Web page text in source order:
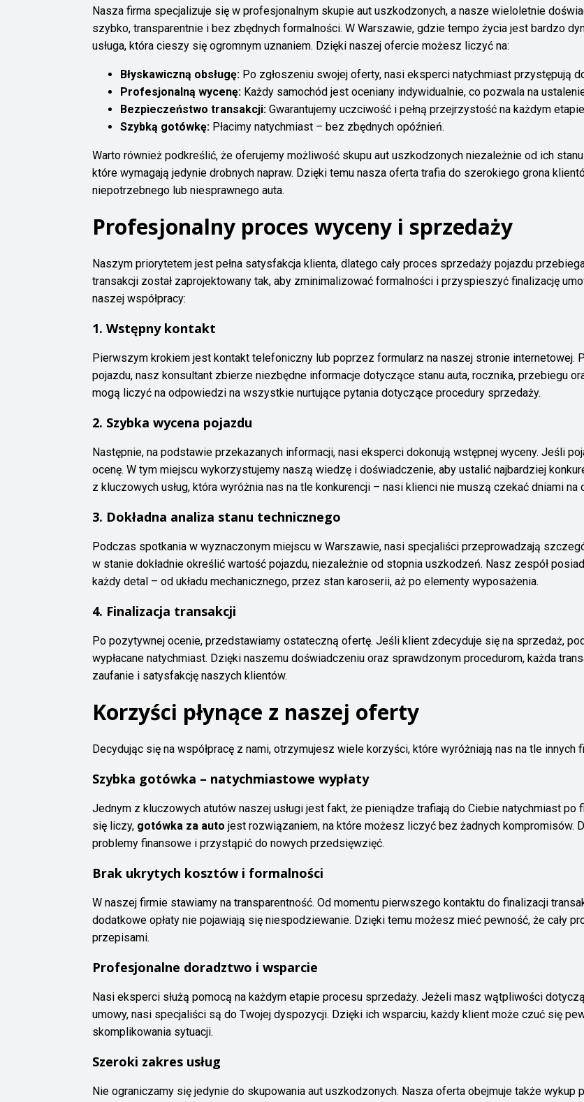
Nasza firma specjalizuje się w profesjonalnym skupie aut uszkodzonych, a nasze wieloletnie
szybko, transparentnie i bez zbędnych formalności. W Warszawie, gdzie tempo życia jest bardzo
usługa, która cieszy się ogromnym uznaniem. Dzięki naszej ofercie możesz liczyć na:
Błyskawiczną obsługę: Po zgłoszeniu swojej oferty, nasi eksperci natychmiast przystępują
Profesjonalną wycenę: Każdy samochód jest oceniany indywidualnie, co pozwala na
Bezpieczeństwo transakcji: Gwarantujemy uczciwość i pełną przejrzystość na każdym
Szybką gotówkę: Płacimy natychmiast – bez zbędnych opóźnień.
Warto również podkreślić, że oferujemy możliwość skupu aut uszkodzonych niezależnie od ich
które wymagają jedynie drobnych napraw. Dzięki temu nasza oferta trafia do szerokiego grona
niepotrzebnego lub niesprawnego auta.
Profesjonalny proces wyceny i sprzedaży
Naszym priorytetem jest pełna satysfakcja klienta, dlatego cały proces sprzedaży pojazdu
transakcji został zaprojektowany tak, aby zminimalizować formalności i przyspieszyć finalizację
naszej współpracy:
1. Wstępny kontakt
Pierwszym krokiem jest kontakt telefoniczny lub poprzez formularz na naszej stronie internetowej.
pojazdu, nasz konsultant zbierze niezbędne informacje dotyczące stanu auta, rocznika, przebiegu
mogą liczyć na odpowiedzi na wszystkie nurtujące pytania dotyczące procedury sprzedaży.
2. Szybka wycena pojazdu
Następnie, na podstawie przekazanych informacji, nasi eksperci dokonują wstępnej wyceny. Jeśli
ocenę. W tym miejscu wykorzystujemy naszą wiedzę i doświadczenie, aby ustalić najbardziej
z kluczowych usług, która wyróżnia nas na tle konkurencji – nasi klienci nie muszą czekać dniami na
3. Dokładna analiza stanu technicznego
Podczas spotkania w wyznaczonym miejscu w Warszawie, nasi specjaliści przeprowadzają
w stanie dokładnie określić wartość pojazdu, niezależnie od stopnia uszkodzeń. Nasz zespół
każdy detal – od układu mechanicznego, przez stan karoserii, aż po elementy wyposażenia.
4. Finalizacja transakcji
Po pozytywnej ocenie, przedstawiamy ostateczną ofertę. Jeśli klient zdecyduje się na sprzedaż,
wypłacane natychmiast. Dzięki naszemu doświadczeniu oraz sprawdzonym procedurom, każda
zaufanie i satysfakcję naszych klientów.
Korzyści płynące z naszej oferty
Decydując się na współpracę z nami, otrzymujesz wiele korzyści, które wyróżniają nas na tle innych
Szybka gotówka – natychmiastowe wypłaty
Jednym z kluczowych atutów naszej usługi jest fakt, że pieniądze trafiają do Ciebie natychmiast po
się liczy, gotówka za auto jest rozwiązaniem, na które możesz liczyć bez żadnych
problemy finansowe i przystąpić do nowych przedsięwzięć.
Brak ukrytych kosztów i formalności
W naszej firmie stawiamy na transparentność. Od momentu pierwszego kontaktu do finalizacji
dodatkowe opłaty nie pojawiają się niespodziewanie. Dzięki temu możesz mieć pewność, że cały
przepisami.
Profesjonalne doradztwo i wsparcie
Nasi eksperci służą pomocą na każdym etapie procesu sprzedaży. Jeżeli masz wątpliwości
umowy, nasi specjaliści są do Twojej dyspozycji. Dzięki ich wsparciu, każdy klient może czuć się
skomplikowania sytuacji.
Szeroki zakres usług
Nie ograniczamy się jedynie do skupowania aut uszkodzonych. Nasza oferta obejmuje także wykup